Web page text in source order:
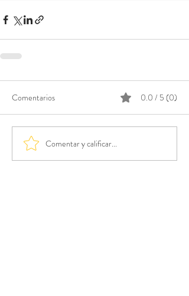
Comentarios 0.0 / 5 (0)
Comentar y calificar...